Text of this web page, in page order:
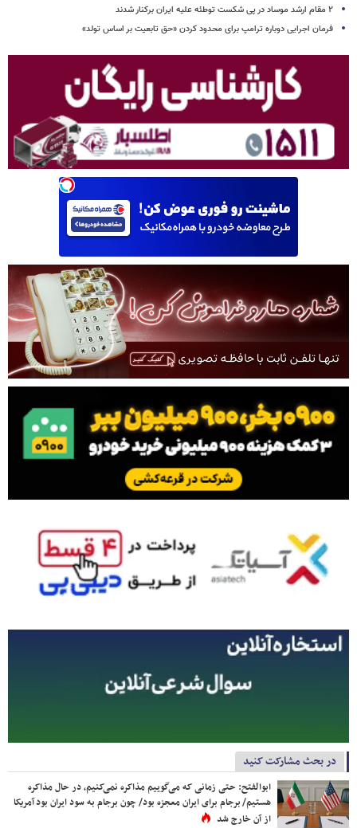
۲ مقام‌ ارشد موساد در پی شکست توطئه علیه ایران برکنار شدند
فرمان اجرایی دوباره ترامپ برای محدود کردن «حق تابعیت بر اساس تولد»
در بحث مشارکت کنید
ابوالفتح: حتی زمانی که می‌گوییم مذاکره نمی‌کنیم، در حال مذاکره
هستیم/ برجام برای ایران معجزه بود/ چون برجام به سود ایران بود آمریکا
از آن خارج شد